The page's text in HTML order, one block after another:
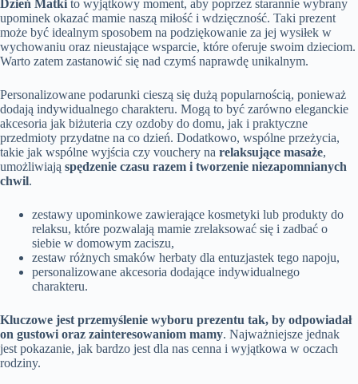
Dzień Matki to wyjątkowy moment, aby poprzez starannie wybrany
upominek okazać mamie naszą miłość i wdzięczność. Taki prezent
może być idealnym sposobem na podziękowanie za jej wysiłek w
wychowaniu oraz nieustające wsparcie, które oferuje swoim dzieciom.
Warto zatem zastanowić się nad czymś naprawdę unikalnym.
Personalizowane podarunki cieszą się dużą popularnością, ponieważ
dodają indywidualnego charakteru. Mogą to być zarówno eleganckie
akcesoria jak biżuteria czy ozdoby do domu, jak i praktyczne
przedmioty przydatne na co dzień. Dodatkowo, wspólne przeżycia,
takie jak wspólne wyjścia czy vouchery na relaksujące masaże,
umożliwiają spędzenie czasu razem i tworzenie niezapomnianych
chwil.
zestawy upominkowe zawierające kosmetyki lub produkty do
relaksu, które pozwalają mamie zrelaksować się i zadbać o
siebie w domowym zaciszu,
zestaw różnych smaków herbaty dla entuzjastek tego napoju,
personalizowane akcesoria dodające indywidualnego
charakteru.
Kluczowe jest przemyślenie wyboru prezentu tak, by odpowiadał
on gustowi oraz zainteresowaniom mamy. Najważniejsze jednak
jest pokazanie, jak bardzo jest dla nas cenna i wyjątkowa w oczach
rodziny.